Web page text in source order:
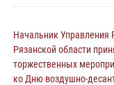
Начальник Управления
Рязанской области
торжественных
ко Дню воздушно-